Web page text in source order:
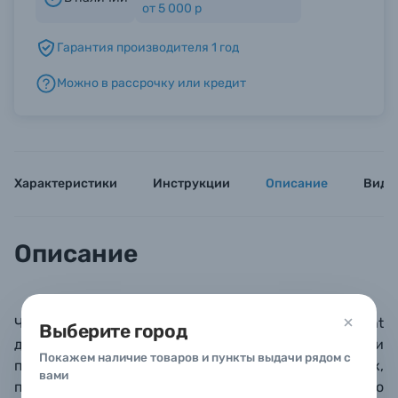
Выберите город
Покажем наличие товаров и пункты выдачи рядом с
вами
Б/У фототехника (Комиссионные товары)
от 5 000 р
Гарантия производителя 1 год
Можно в рассрочку или кредит
Характеристики Инструкции Описание
Описание
Чехол со штативными ножками
Joby StandPoint
для
iPhone 12 и 12
Pro. Предназначен для создания и
просмотра контента без использования рук,
позволяет минимизировать количество